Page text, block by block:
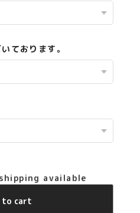
ております。
available
to cart